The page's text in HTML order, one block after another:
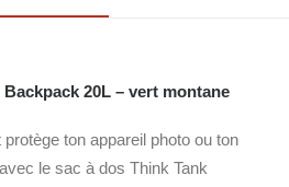
20L – vert montane
ton appareil photo ou ton
le sac à dos Think Tank